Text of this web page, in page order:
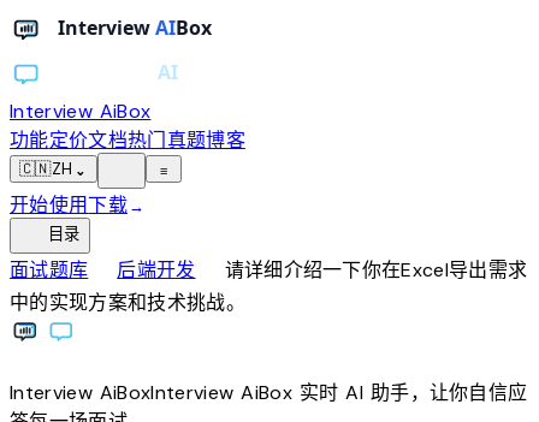
Interview AiBox
功能定价文档热门真题博客
🇨🇳ZH ⌄ ≡
开始使用下载→
目录
面试题库chevron_right后端开发chevron_right
请详细介绍一下你在Excel导出需求
中的实现方案和技术挑战。
Interview AiBoxInterviewAiBox实时 AI 助手，让你自信应